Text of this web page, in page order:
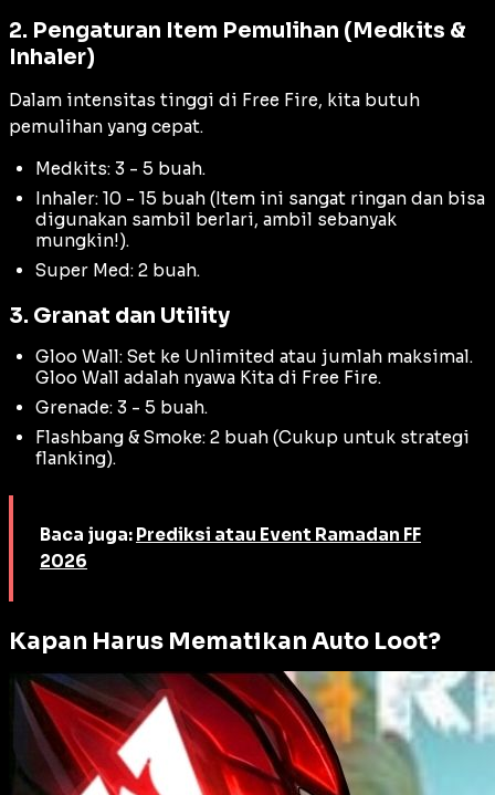
2. Pengaturan Item Pemulihan (Medkits &
Inhaler)
Dalam intensitas tinggi di Free Fire, kita butuh
pemulihan yang cepat.
Medkits: 3 - 5 buah.
Inhaler: 10 - 15 buah (Item ini sangat ringan dan bisa
digunakan sambil berlari, ambil sebanyak
mungkin!).
Super Med: 2 buah.
3. Granat dan Utility
Gloo Wall: Set ke Unlimited atau jumlah maksimal.
Gloo Wall adalah nyawa Kita di Free Fire.
Grenade: 3 - 5 buah.
Flashbang & Smoke: 2 buah (Cukup untuk strategi
flanking).
Baca juga: Prediksi atau Event Ramadan FF
2026
Kapan Harus Mematikan Auto Loot?